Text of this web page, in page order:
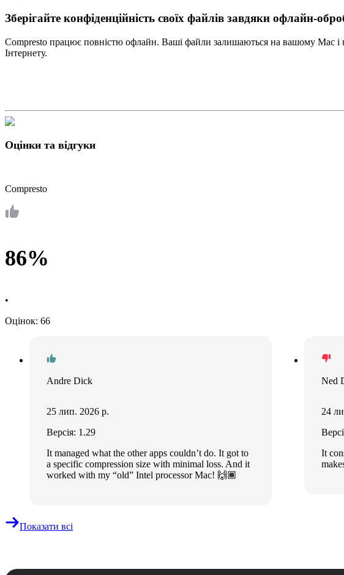
Зберігайте конфіденційність своїх файлів завдяки офлайн-
Compresto працює повністю офлайн. Ваші файли залишаються на вашому Mac і
Інтернету.
Оцінки та відгуки
Compresto
86%
•
Оцінок: 66
Andre Dick
25 лип. 2026 р.
Версія: 1.29
It managed what the other apps couldn’t do. It got to
a specific compression size with minimal loss. And it
worked with my “old” Intel processor Mac! 🙌🏾
Ned
24
It
Показати всі